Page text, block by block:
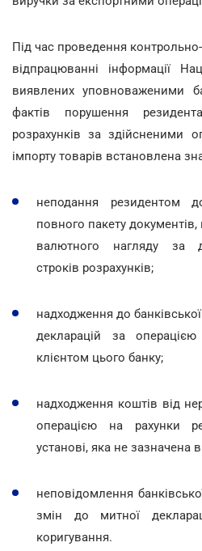
Під час проведення
відпрацюванні інформації
виявлених уповноваженими
фактів порушення
розрахунків за здійсненими
імпорту товарів встановлена
неподання резидентом
повного пакету
валютного нагляду за
строків розрахунків;
надходження до
декларацій за
клієнтом цього банку;
надходження коштів від
операцією на рахунки
установі, яка не зазначена
неповідомлення
змін до митної
коригування.